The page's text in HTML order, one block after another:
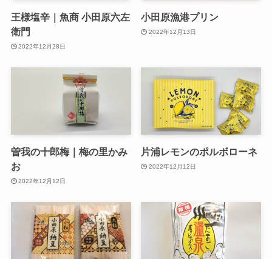
王様塩辛｜魚商 小田原六左
衛門
2022年12月28日
小田原漁港プリン
2022年12月13日
曽我の十郎梅｜梅の里かみ
お
2022年12月12日
片浦レモンのポルボローネ
2022年12月12日